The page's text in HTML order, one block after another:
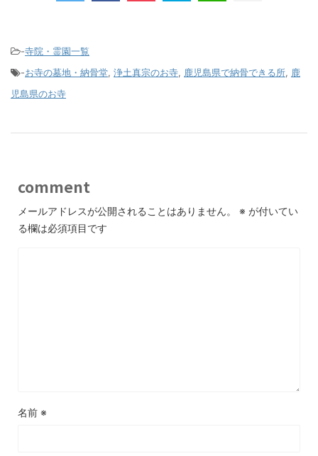
-寺院・霊園一覧
-お寺の墓地・納骨堂, 浄土真宗のお寺, 鹿児島県で納骨できる所, 鹿
児島県のお寺
comment
メールアドレスが公開されることはありません。 ※ が付いてい
る欄は必須項目です
名前 ※